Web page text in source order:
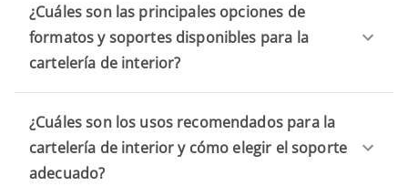
¿Cuáles son las principales opciones de
formatos y soportes disponibles para la
cartelería de interior?
¿Cuáles son los usos recomendados para la
cartelería de interior y cómo elegir el soporte
adecuado?